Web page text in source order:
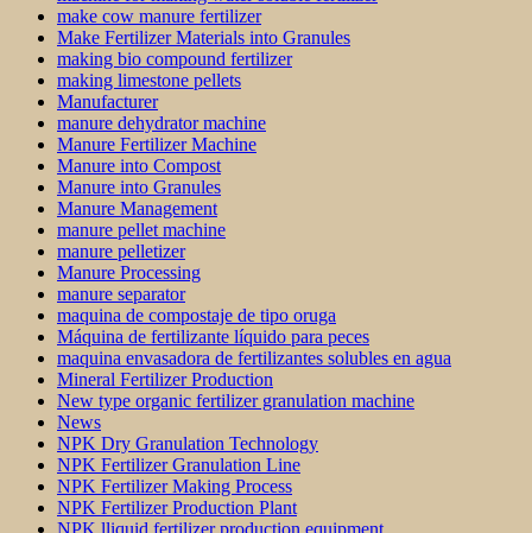
make cow manure fertilizer
Make Fertilizer Materials into Granules
making bio compound fertilizer
making limestone pellets
Manufacturer
manure dehydrator machine
Manure Fertilizer Machine
Manure into Compost
Manure into Granules
Manure Management
manure pellet machine
manure pelletizer
Manure Processing
manure separator
maquina de compostaje de tipo oruga
Máquina de fertilizante líquido para peces
maquina envasadora de fertilizantes solubles en agua
Mineral Fertilizer Production
New type organic fertilizer granulation machine
News
NPK Dry Granulation Technology
NPK Fertilizer Granulation Line
NPK Fertilizer Making Process
NPK Fertilizer Production Plant